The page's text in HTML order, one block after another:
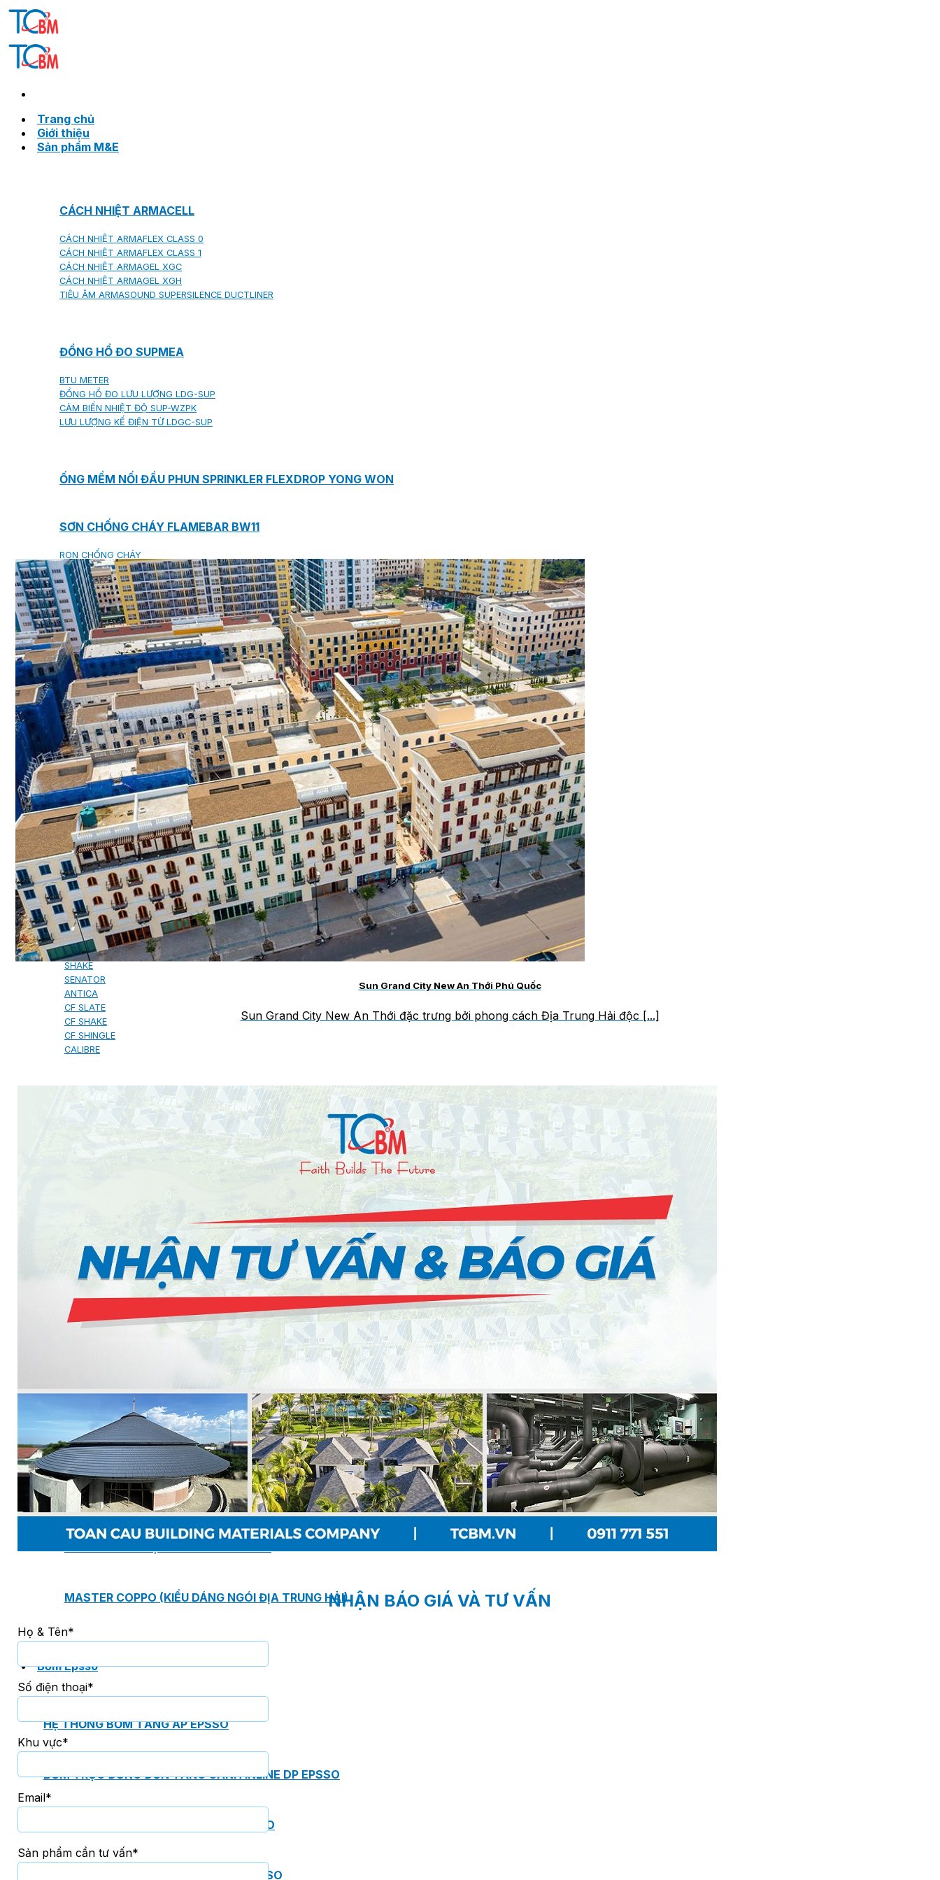
Skip
Trang chủ
Giới thiệu
Sản phẩm M&E
CÁCH NHIỆT ARMACELL
CÁCH NHIỆT ARMAFLEX CLASS 0
CÁCH NHIỆT ARMAFLEX CLASS 1
CÁCH NHIỆT ARMAGEL XGC
CÁCH NHIỆT ARMAGEL XGH
TIÊU ÂM ARMASOUND SUPERSILENCE DUCTLINER
ĐỒNG HỒ ĐO SUPMEA
BTU METER
ĐỒNG HỒ ĐO LƯU LƯỢNG LDG-SUP
CẢM BIẾN NHIỆT ĐỘ SUP-WZPK
LƯU LƯỢNG KẾ ĐIỆN TỪ LDGC-SUP
ỐNG MỀM NỐI ĐẦU PHUN SPRINKLER FLEXDROP YONG WON
SƠN CHỐNG CHÁY FLAMEBAR BW11
RON CHỐNG CHÁY
KEO ACRYLIC SEALANT
Sản phẩm Kiến trúc
NGÓI BITUM PHỦ ĐÁ IKO
MARATHON (VIÊN GẠCH)
ARMOURSHIELD (TỔ ONG)
SUPERGLASS BIBER (VẢY CÁ)
CAMBRIDGE (XẾP LỚP)
CAMBRIDGE XTREME
DYNASTY
ARMOURSHAKE
CROWNE SLATE
ROYAL ESTATE
ROOF FAST CAP
PHỤ KIỆN
NGÓI THÉP PHỦ ĐÁ DECRA AHI
CLASSIC
HERITAGE
MILANO
SHAKE
SENATOR
ANTICA
CF SLATE
CF SHAKE
CF SHINGLE
CALIBRE
TẤM LỢP KIM LOẠI
PREMIUM - COPPER PRESTIGE ULTIMETAL HD
PREMIUM - COPPER PRESTIGE COMPACT PLUS
PREMIUM - COPPER PRESTIGE ELITE
TẤM ỐP TRẦN INFRATOP
TẤM ỐP TƯỜNG MAX-3
TẤM ỐP ĐA NĂNG FRONTO
MÁI GỖ TUYẾT TÙNG ĐỎ
GỖ NHÂN TẠO NAM SOON
GỖ SINH THÁI NOVANO
VÁN OSB (VÁN DĂM ĐỊNH HƯỚNG)
MASTER COPPO (KIỂU DÁNG NGÓI ĐỊA TRUNG HẢI)
Bơm Epsso
HỆ THỐNG BƠM TĂNG ÁP EPSSO
BƠM TRỤC ĐỨNG ĐƠN TẦNG CÁNH INLINE DP EPSSO
BƠM TRỤC ĐỨNG ĐA TẦNG CÁNH EPSSO
BƠM TRỤC NGANG ĐA TẦNG CÁNH EPSSO
Sun Grand City New An Thới Phú Quốc
Sun Grand City New An Thới đặc trưng bởi phong cách Địa Trung Hải độc [...]
NHẬN BÁO GIÁ VÀ TƯ VẤN
Họ & Tên*
Số điện thoại*
Khu vực*
Email*
Sản phẩm cần tư vấn*